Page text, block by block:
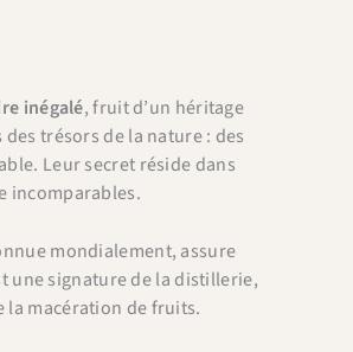
inégalé, fruit d’un héritage
trésors de la nature : des
Leur secret réside dans
incomparables.
mondialement, assure
une signature de la distillerie,
la macération de fruits.